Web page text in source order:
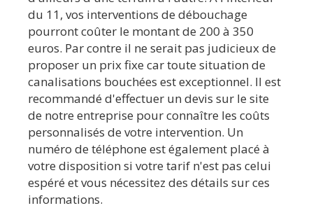
du 11, vos interventions de débouchage
pourront coûter le montant de 200 à 350
euros. Par contre il ne serait pas judicieux de
proposer un prix fixe car toute situation de
canalisations bouchées est exceptionnel. Il est
recommandé d'effectuer un devis sur le site
de notre entreprise pour connaître les coûts
personnalisés de votre intervention. Un
numéro de téléphone est également placé à
votre disposition si votre tarif n'est pas celui
espéré et vous nécessitez des détails sur ces
informations.